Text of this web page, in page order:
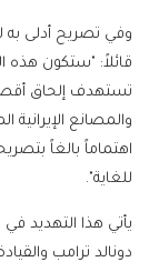
وفي تصريح أدلى
قائلاً: "ستكون هذه
تستهدف إلحاق
والمصانع
اهتماماً بالغاً
للغاية".
يأتي هذا التهديد
دونالد ترامب